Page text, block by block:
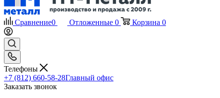
Сравнение0 Отложенные 0 Корзина 0
Телефоны
+7 (812) 660-58-28Главный офис
Заказать звонок